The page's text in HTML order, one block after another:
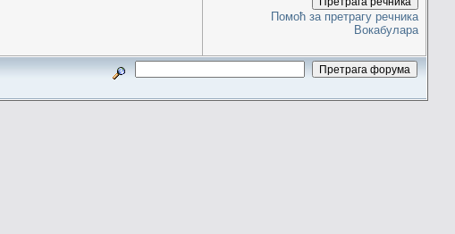
Помоћ за претрагу речника
Вокабулара